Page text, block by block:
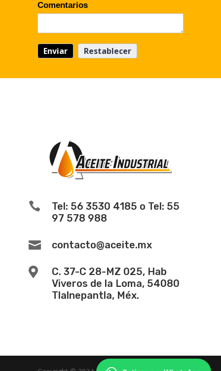
Comentarios

Tel: 56 3530 4185 o Tel: 55
97 578 988
 contacto@aceite.mx

C. 37-C 28-MZ 025, Hab
Viveros de la Loma, 54080
Tlalnepantla, Méx.